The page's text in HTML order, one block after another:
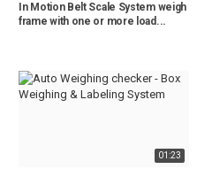
In Motion Belt Scale System weigh
frame with one or more load...
01:23